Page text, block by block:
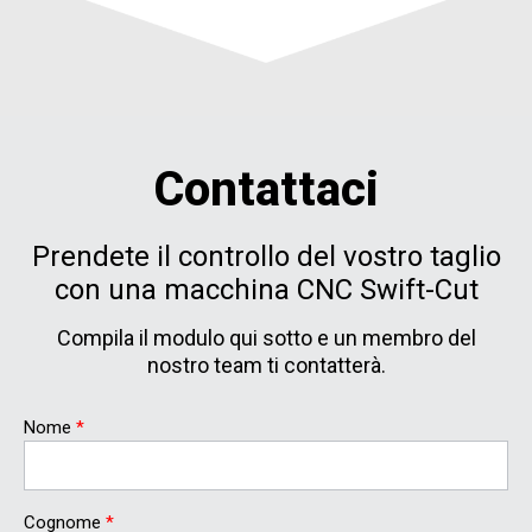
Contattaci
Prendete il controllo del vostro taglio
con una macchina CNC Swift-Cut
Compila il modulo qui sotto e un membro del
nostro team ti contatterà.
Nome *
Cognome *